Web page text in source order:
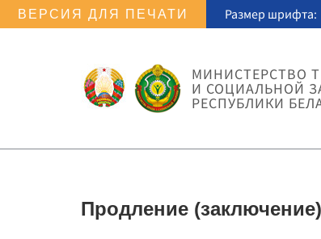
ВЕРСИЯ ДЛЯ ПЕЧАТИ Размер шрифта:
МИНИСТЕРСТВО
И СОЦИАЛЬНОЙ
РЕСПУБЛИКИ
Продление